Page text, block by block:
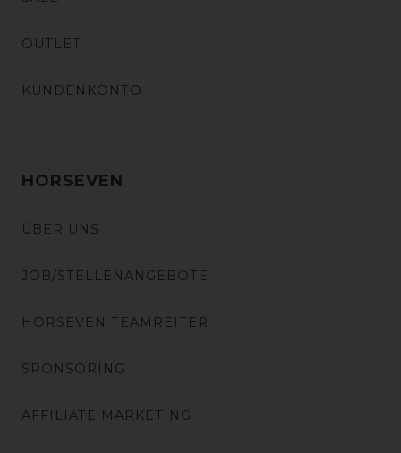
OUTLET
KUNDENKONTO
HORSEVEN
ÜBER UNS
JOB/STELLENANGEBOTE
HORSEVEN TEAMREITER
SPONSORING
AFFILIATE MARKETING